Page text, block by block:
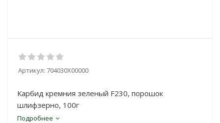
Артикул: 704030Х00000
Карбид кремния зеленый F230, порошок
шлифзерно, 100г
Подробнее